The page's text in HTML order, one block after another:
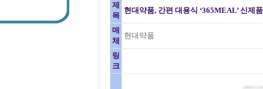
제
목
현대약품, 간편 대용식 ‘365MEAL’ 신제
매
체
현대약품
링
크